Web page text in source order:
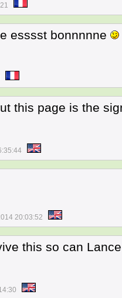
esssst bonnnnne
this page is the
20:03:52
this so can